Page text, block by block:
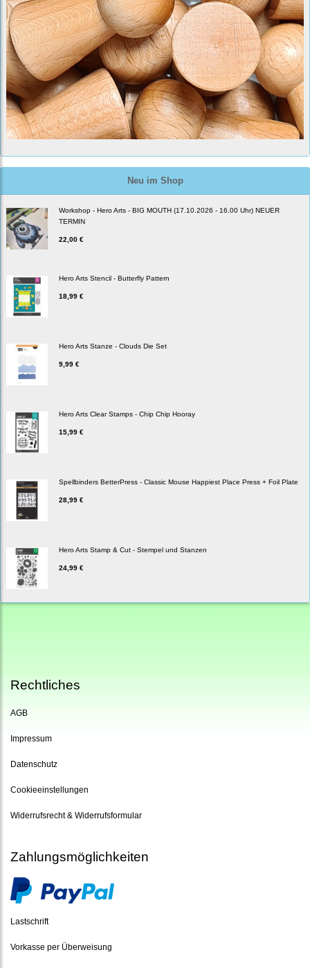
Neu im Shop
Workshop - Hero Arts - BIG MOUTH (17.10.2026 - 16.00 Uhr) NEUER
TERMIN
22,00 €
Hero Arts Stencil - Butterfly Pattern
18,99 €
Hero Arts Stanze - Clouds Die Set
9,99 €
Hero Arts Clear Stamps - Chip Chip Hooray
15,99 €
Spellbinders BetterPress - Classic Mouse Happiest Place Press + Foil Plate
28,99 €
Hero Arts Stamp & Cut - Stempel und Stanzen
24,99 €
Rechtliches
AGB
Impressum
Datenschutz
Cookieeinstellungen
Widerrufsrecht & Widerrufsformular
Zahlungsmöglichkeiten
Lastschrift
Vorkasse per Überweisung